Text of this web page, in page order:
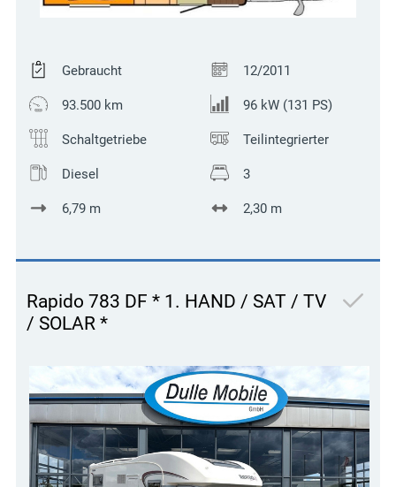
Gebraucht 12/2011
93.500 km 96 kW (131 PS)
Schaltgetriebe Teilintegrierter
Diesel 3
6,79 m 2,30 m
Rapido 783 DF * 1. HAND / SAT / TV
/ SOLAR *